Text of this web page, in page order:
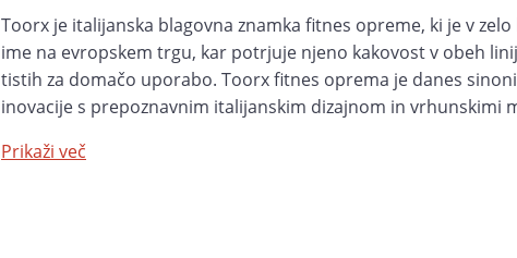
Toorx je italijanska blagovna znamka fitnes opreme, ki je v
ime na evropskem trgu, kar potrjuje njeno kakovost v obeh
tistih za domačo uporabo. Toorx fitnes oprema je danes
inovacije s prepoznavnim italijanskim dizajnom in vrhunskimi
Prikaži več